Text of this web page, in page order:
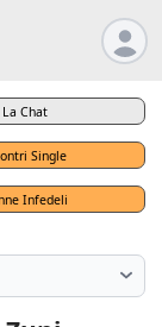
La Chat
Single
Infedeli